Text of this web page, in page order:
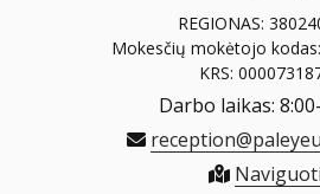
REGIONAS:
Mokesčių mokėtojo
KRS:
Darbo laikas:
Naviguoti